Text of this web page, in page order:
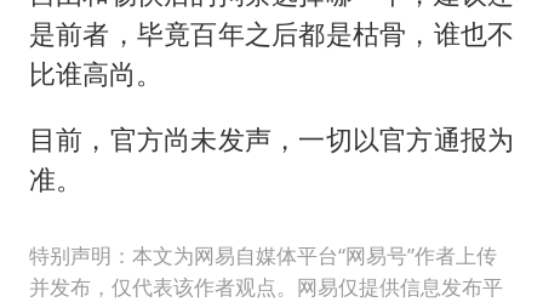
是前者，毕竟百年之后都是枯骨，谁也不
比谁高尚。
目前，官方尚未发声，一切以官方通报为
准。
特别声明：本文为网易自媒体平台“网易号”作者上传
并发布，仅代表该作者观点。网易仅提供信息发布平